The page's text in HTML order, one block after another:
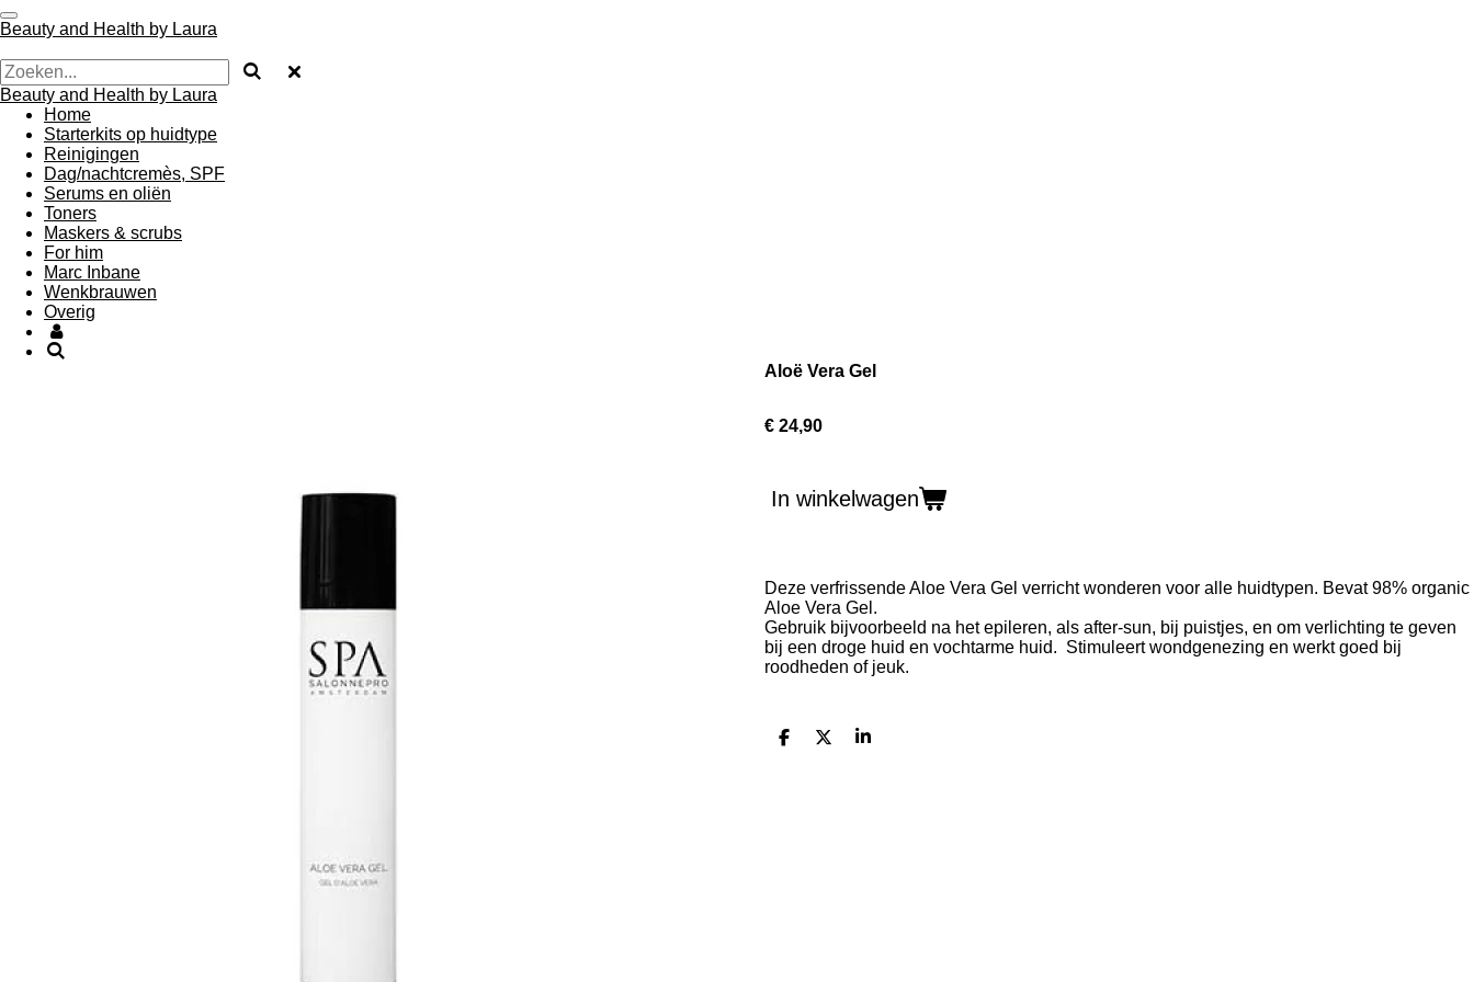
Ga
direct
naar
de
hoofdinhoud
Beauty and Health by Laura
Beauty and Health by Laura
Home
Starterkits op huidtype
Reinigingen
Dag/nachtcremès, SPF
Serums en oliën
Toners
Maskers & scrubs
For him
Marc Inbane
Wenkbrauwen
Overig
Aloë Vera Gel
€ 24,90
In winkelwagen
Deze verfrissende Aloe Vera Gel verricht wonderen voor alle huidtypen. Bevat 98% organic
Aloe Vera Gel.
Gebruik bijvoorbeeld na het epileren, als after-sun, bij puistjes, en om verlichting te geven
bij een droge huid en vochtarme huid. Stimuleert wondgenezing en werkt goed bij
roodheden of jeuk.
D
D
S